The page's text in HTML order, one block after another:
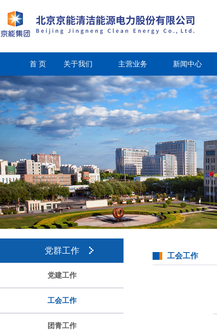
首 页 关于我们 主营业务 新闻中心
党群工作
党建工作
工会工作
团青工作
工会工作